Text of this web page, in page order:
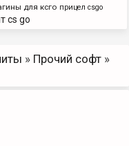
для ксго прицел csgo
cs go
» Прочий софт »